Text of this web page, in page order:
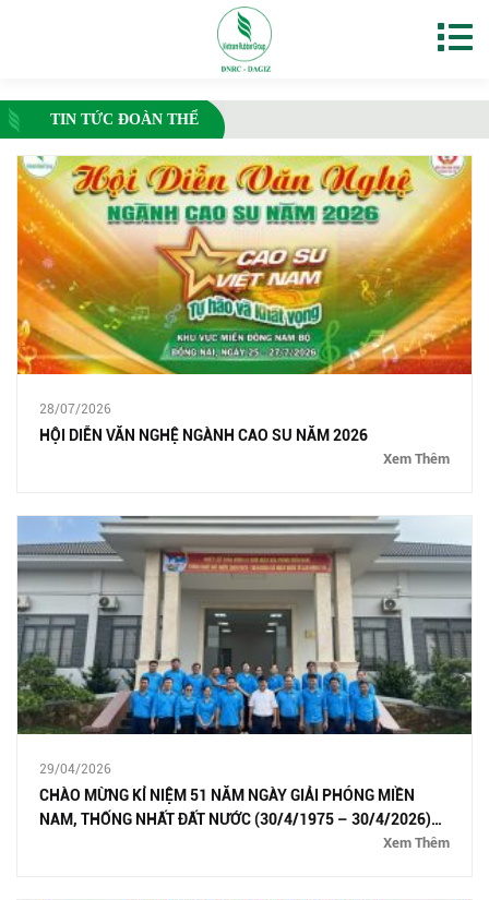
TIN TỨC ĐOÀN THỂ
28/07/2026
HỘI DIỄN VĂN NGHỆ NGÀNH CAO SU NĂM 2026
Xem Thêm
29/04/2026
CHÀO MỪNG KỈ NIỆM 51 NĂM NGÀY GIẢI PHÓNG MIỀN
NAM, THỐNG NHẤT ĐẤT NƯỚC (30/4/1975 – 30/4/2026)
Xem Thêm